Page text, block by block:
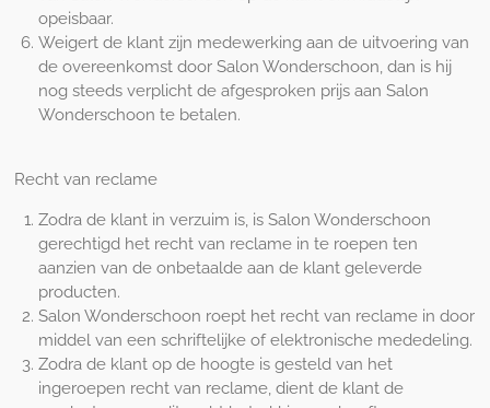
opeisbaar.
Weigert de klant zijn medewerking aan de uitvoering van
de overeenkomst door Salon Wonderschoon, dan is hij
nog steeds verplicht de afgesproken prijs aan Salon
Wonderschoon te betalen.
Recht van reclame
Zodra de klant in verzuim is, is Salon Wonderschoon
gerechtigd het recht van reclame in te roepen ten
aanzien van de onbetaalde aan de klant geleverde
producten.
Salon Wonderschoon roept het recht van reclame in door
middel van een schriftelijke of elektronische mededeling.
Zodra de klant op de hoogte is gesteld van het
ingeroepen recht van reclame, dient de klant de